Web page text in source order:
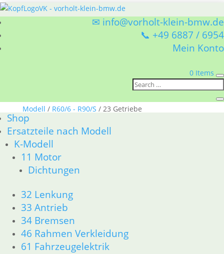
✉ info@vorholt-klein-bmw.de
📞 +49 6887 / 6954
Mein Konto
0 Items
Shop
Ersatzteile nach Modell
K-Modell
11 Motor
Dichtungen
32 Lenkung
33 Antrieb
34 Bremsen
46 Rahmen Verkleidung
61 Fahrzeugelektrik
Modell / R60/6 - R90/S / 23 Getriebe
23 Getriebe
BMW R60/6 - R90/S 23 Getriebe
1–15 von 35 Ergebnissen werden angezeigt
2
3
→